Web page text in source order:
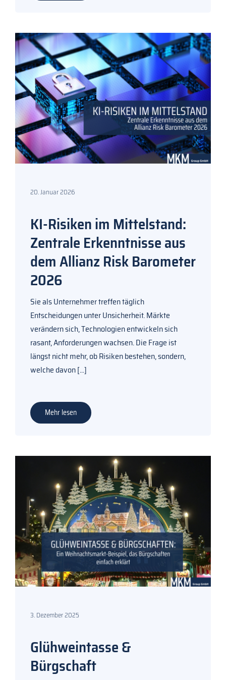
20. Januar 2026
KI-Risiken im Mittelstand:
Zentrale Erkenntnisse aus
dem Allianz Risk Barometer
2026
Sie als Unternehmer treffen täglich
Entscheidungen unter Unsicherheit. Märkte
verändern sich, Technologien entwickeln sich
rasant, Anforderungen wachsen. Die Frage ist
längst nicht mehr, ob Risiken bestehen, sondern,
welche davon[...]
Mehr lesen
3. Dezember 2025
Glühweintasse &
Bürgschaft